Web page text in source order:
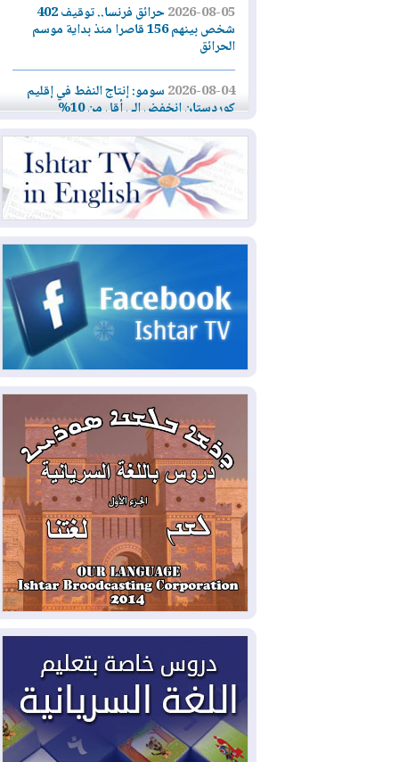
2026-08-05
حرائق فرنسا.. توقيف 402
شخص بينهم 156 قاصرا منذ بداية موسم
الحرائق
2026-08-04سومو: إنتاج النفط في إقليم
كوردستان انخفض إلى أقل من 10%
2026-08-04 ملفات حقبة الكاظمي تعود إلى
الواجهة.. أنباء عن مراجعات قضائية
وتحقيقات أوسع في قضايا فساد
الرئاسية ويحذر من "حرب أهلية" في
2026-08-03رئيس إقليم كوردستان في
دمشق في زيارة رسمية
2026-08-03العراق يؤكد مجدداً التزامه
بمنع الهجمات على الدول المجاورة
2026-08-03العجز والاقتراض يطوقان
المالية العراقية.. اقتراض يتجاوز 3 تريليونات
دينار!
2026-08-03كوبا تغرق في الظلام مجددا
وانهيار الشبكة الكهربائية
2026-08-03
أوامر بإجلاء 60 ألف شخص
بسبب الحرائق في ولاية واشنطن
2026-08-02مشروع "حسابي" يُمهل
الموظفين حتى نهاية أغسطس لاستلام
بطاقاتهم المصرفية
2026-08-02دمشق وعمّان تحذران بغداد:
أي هجوم من أراضي العراق سيواجه برد